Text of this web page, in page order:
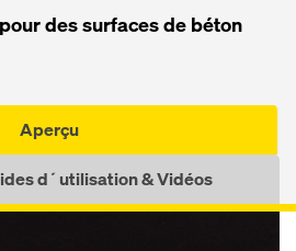
des surfaces de béton
Aperçu
d´utilisation & Vidéos